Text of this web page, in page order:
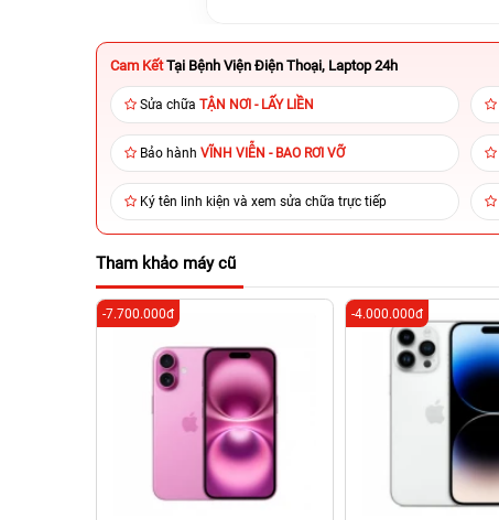
Cam Kết Tại Bệnh Viện Điện Thoại, Laptop 24h
Sửa chữa TẬN NƠI - LẤY LIỀN
Bảo hành VĨNH VIỄN - BAO RƠI VỠ
Ký tên linh kiện và xem sửa chữa trực tiếp
Tham khảo máy cũ
-7.700.000đ -4.000.000đ